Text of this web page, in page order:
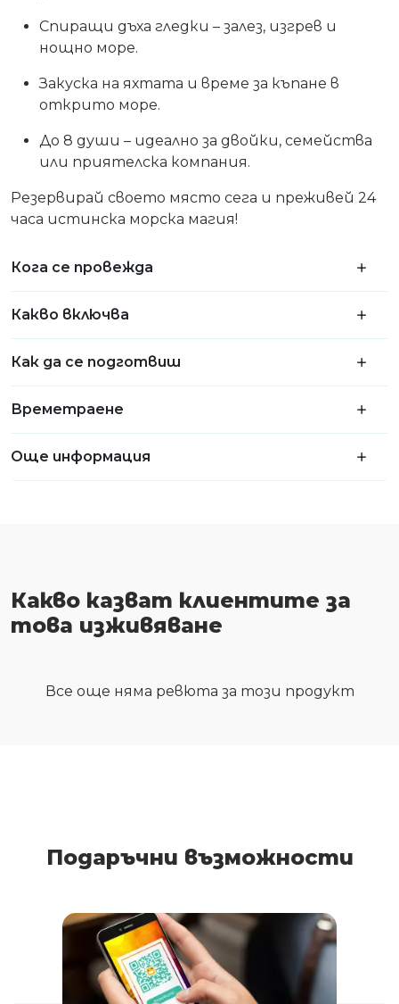
Спиращи дъха гледки – залез, изгрев и
нощно море.
Закуска на яхтата и време за къпане в
открито море.
До 8 души – идеално за двойки, семейства
или приятелска компания.
Резервирай своето място сега и преживей 24
часа истинска морска магия!
Кога се провежда
Какво включва
Как да се подготвиш
Времетраене
Още информация
Какво казват клиентите за
това изживяване
Все още няма ревюта за този продукт
Подаръчни възможности